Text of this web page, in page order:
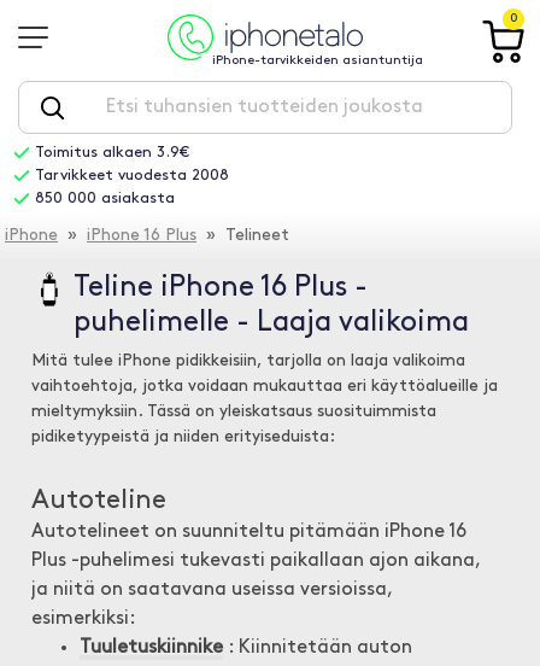
iPhone-tarvikkeiden asiantuntija
0
Toimitus alkaen 3.9€
Tarvikkeet vuodesta 2008
850 000 asiakasta
iPhone » iPhone 16 Plus » Telineet
Teline iPhone 16 Plus -
puhelimelle - Laaja valikoima
Mitä tulee iPhone pidikkeisiin, tarjolla on laaja valikoima
vaihtoehtoja, jotka voidaan mukauttaa eri käyttöalueille ja
mieltymyksiin. Tässä on yleiskatsaus suosituimmista
pidiketyypeistä ja niiden erityiseduista:
Autoteline
Autotelineet on suunniteltu pitämään iPhone 16
Plus -puhelimesi tukevasti paikallaan ajon aikana,
ja niitä on saatavana useissa versioissa,
esimerkiksi:
Tuuletuskiinnike : Kiinnitetään auton